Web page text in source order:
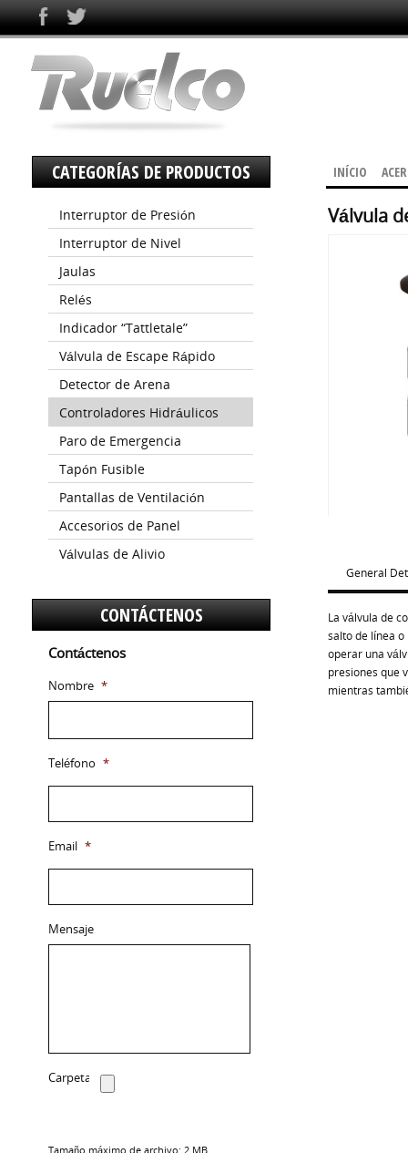
INÍCIO
Válvula
General
La válvula de
salto de línea
operar una
presiones que
mientras
CATEGORÍAS DE PRODUCTOS
Interruptor de Presión
Interruptor de Nivel
Jaulas
Relés
Indicador “Tattletale”
Válvula de Escape Rápido
Detector de Arena
Controladores Hidráulicos
Paro de Emergencia
Tapón Fusible
Pantallas de Ventilación
Accesorios de Panel
Válvulas de Alivio
CONTÁCTENOS
Contáctenos
Nombre *
Teléfono *
Email *
Mensaje
Carpeta
Tamaño máximo de archivo: 2 MB.